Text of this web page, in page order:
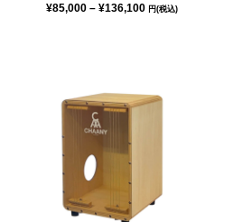
¥85,000 –¥136,100価円(税込)